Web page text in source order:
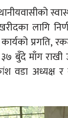
लागि
प्रगति,
बुँदे माँग राखी
वडा अध्यक्ष